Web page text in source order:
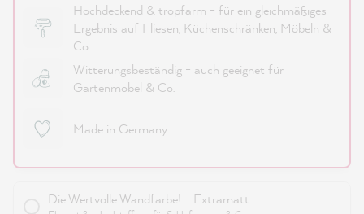
Hochdeckend & tropfarm - für ein gleichmäßiges
Ergebnis auf Fliesen, Küchenschränken, Möbeln &
Co.
Witterungsbeständig - auch geeignet für
Gartenmöbel & Co.
Made in Germany
Die Wertvolle Wandfarbe! - Extramatt